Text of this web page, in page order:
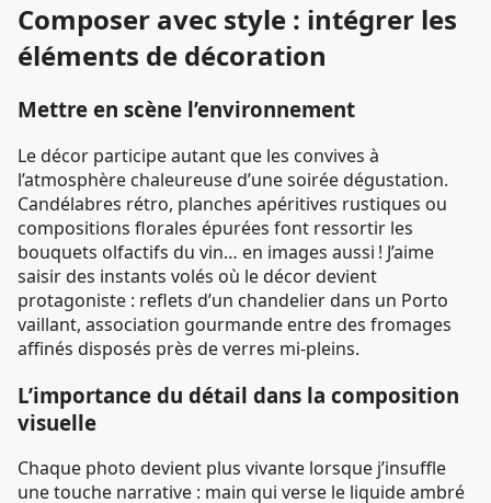
Composer avec style : intégrer les
éléments de décoration
Mettre en scène l’environnement
Le décor participe autant que les convives à
l’atmosphère chaleureuse d’une soirée dégustation.
Candélabres rétro, planches apéritives rustiques ou
compositions florales épurées font ressortir les
bouquets olfactifs du vin… en images aussi ! J’aime
saisir des instants volés où le décor devient
protagoniste : reflets d’un chandelier dans un Porto
vaillant, association gourmande entre des fromages
affinés disposés près de verres mi-pleins.
L’importance du détail dans la composition
visuelle
Chaque photo devient plus vivante lorsque j’insuffle
une touche narrative : main qui verse le liquide ambré